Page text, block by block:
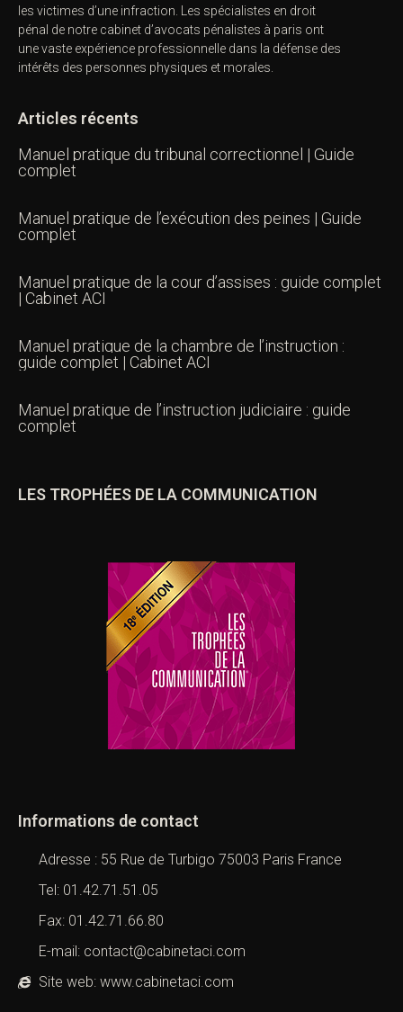
les victimes d’une infraction. Les spécialistes en droit
pénal de notre cabinet d’avocats pénalistes à paris ont
une vaste expérience professionnelle dans la défense des
intérêts des personnes physiques et morales.
Articles récents
Manuel pratique du tribunal correctionnel | Guide
complet
Manuel pratique de l’exécution des peines | Guide
complet
Manuel pratique de la cour d’assises : guide complet
| Cabinet ACI
Manuel pratique de la chambre de l’instruction :
guide complet | Cabinet ACI
Manuel pratique de l’instruction judiciaire : guide
complet
LES TROPHÉES DE LA COMMUNICATION
Informations de contact
Adresse : 55 Rue de Turbigo 75003 Paris France
Tel: 01.42.71.51.05
Fax: 01.42.71.66.80
E-mail: contact@cabinetaci.com
Site web: www.cabinetaci.com